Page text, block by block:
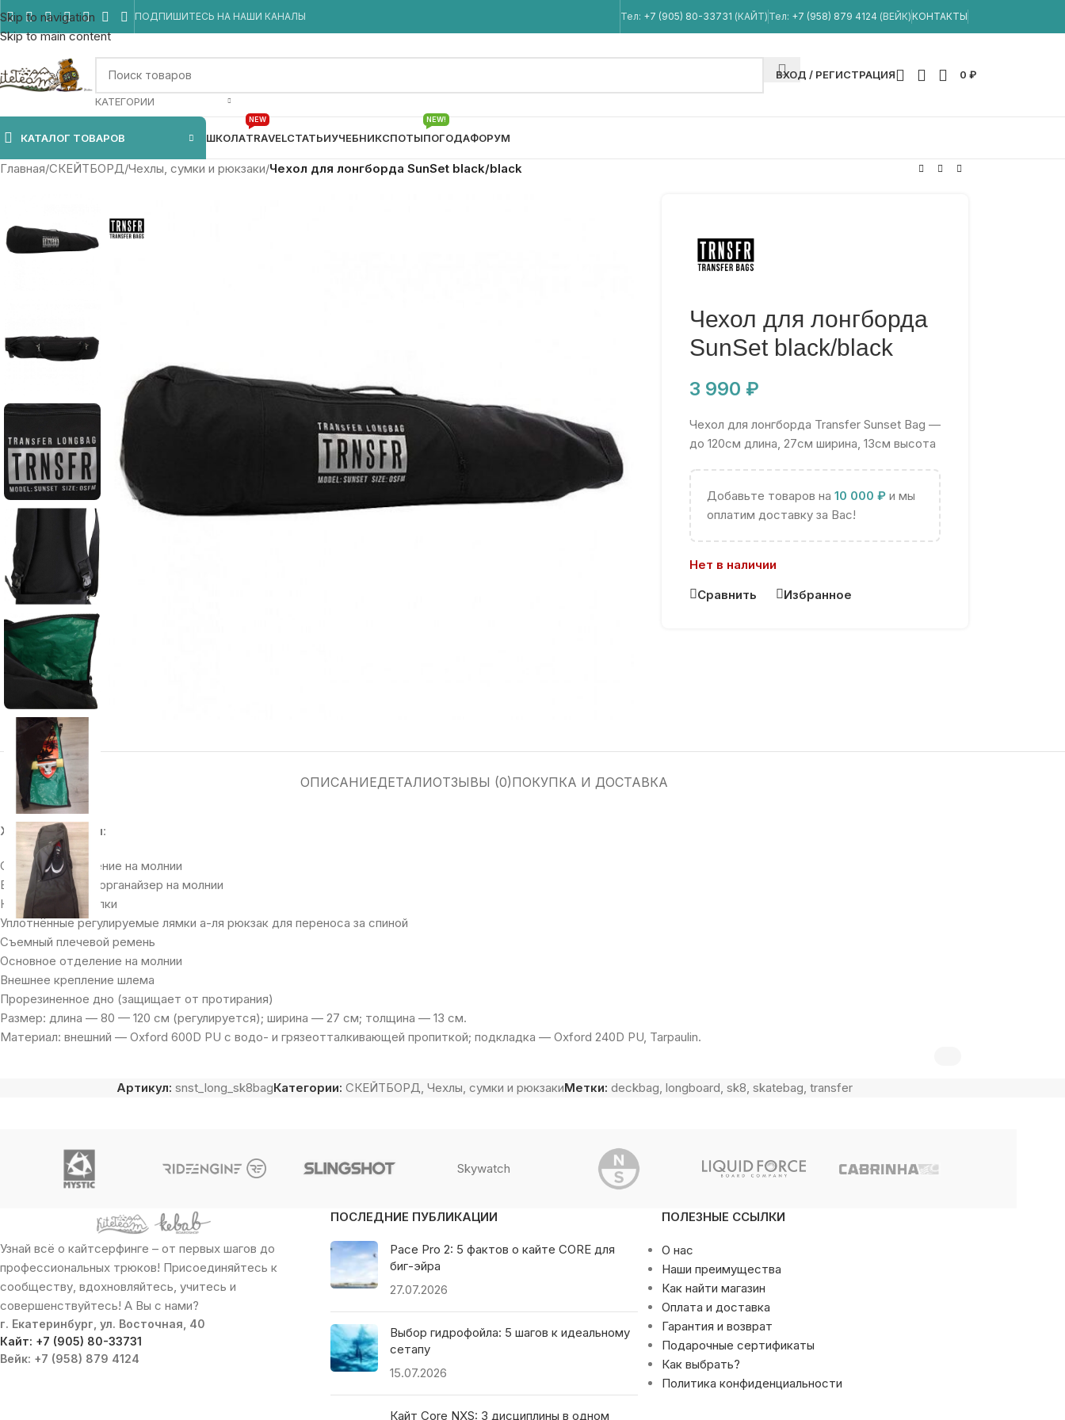
Skip to navigation
Skip to main content
ПОДПИШИТЕСЬ НА НАШИ КАНАЛЫ
Тел: +7 (905) 80-33731 (КАЙТ) Тел: +7 (958) 879 4124 (ВЕЙК) КОНТАКТЫ
КАТЕГОРИИ
ВХОД / РЕГИСТРАЦИЯ 0 ₽
КАТАЛОГ ТОВАРОВ ШКОЛАTRAVEL
NEW
СТАТЬИУЧЕБНИКСПОТЫПОГОДА
NEW!
ФОРУМ
Главная/СКЕЙТБОРД/Чехлы, сумки и рюкзаки/Чехол для лонгборда SunSet black/black
Чехол для лонгборда
SunSet black/black
3 990 ₽
Чехол для лонгборда Transfer Sunset Bag —
до 120см длина, 27см ширина, 13см высота
Добавьте товаров на 10 000 ₽и мы
оплатим доставку за Вас!
Нет в наличии
Сравнить
Избранное
ОПИСАНИЕДЕТАЛИОТЗЫВЫ (0)ПОКУПКА И ДОСТАВКА
Характеристики:
Основное отделение на молнии
Внешний карман-органайзер на молнии
Карман для бутылки
Уплотнённые регулируемые лямки а-ля рюкзак для переноса за спиной
Съемный плечевой ремень
Основное отделение на молнии
Внешнее крепление шлема
Прорезиненное дно (защищает от протирания)
Размер: длина — 80 — 120 см (регулируется); ширина — 27 см; толщина — 13 см.
Материал: внешний — Oxford 600D PU с водо- и грязеотталкивающей пропиткой; подкладка — Oxford 240D PU, Tarpaulin.
Артикул: snst_long_sk8bagКатегории: СКЕЙТБОРД Чехлы, сумки и рюкзакиМетки: deckbag longboard sk8 skatebag transfer
Skywatch
Узнай всё о кайтсерфинге – от первых шагов до
профессиональных трюков! Присоединяйтесь к
сообществу, вдохновляйтесь, учитесь и
совершенствуйтесь! А Вы с нами?
г. Екатеринбург, ул. Восточная, 40
Кайт: +7 (905) 80-33731
Вейк: +7 (958) 879 4124
ПОСЛЕДНИЕ ПУБЛИКАЦИИ
Pace Pro 2: 5 фактов о кайте CORE для
биг-эйра
27.07.2026
Выбор гидрофойла: 5 шагов к идеальному
сетапу
15.07.2026
Кайт Core NXS: 3 дисциплины в одном
ПОЛЕЗНЫЕ ССЫЛКИ
О нас
Наши преимущества
Как найти магазин
Оплата и доставка
Гарантия и возврат
Подарочные сертификаты
Как выбрать?
Политика конфиденциальности